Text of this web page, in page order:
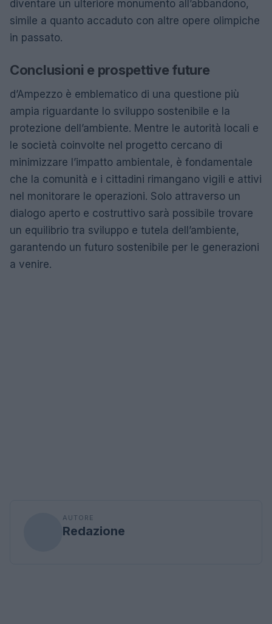
diventare un ulteriore monumento all’abbandono,
simile a quanto accaduto con altre opere olimpiche
in passato.
Conclusioni e prospettive future
d’Ampezzo è emblematico di una questione più
ampia riguardante lo sviluppo sostenibile e la
protezione dell’ambiente. Mentre le autorità locali e
le società coinvolte nel progetto cercano di
minimizzare l’impatto ambientale, è fondamentale
che la comunità e i cittadini rimangano vigili e attivi
nel monitorare le operazioni. Solo attraverso un
dialogo aperto e costruttivo sarà possibile trovare
un equilibrio tra sviluppo e tutela dell’ambiente,
garantendo un futuro sostenibile per le generazioni
a venire.
AUTORE
Redazione